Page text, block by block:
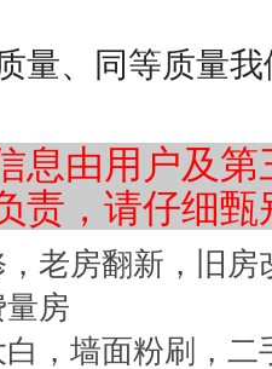
量、同等质量
息由用户及
责，请仔细甄
老房翻新，旧
房
，墙面粉刷，